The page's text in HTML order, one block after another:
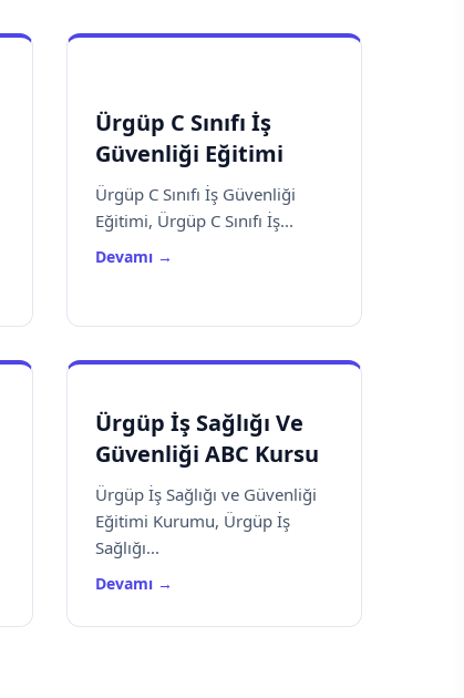
Ürgüp C Sınıfı İş
Güvenliği Eğitimi
Ürgüp C Sınıfı İş Güvenliği
Eğitimi, Ürgüp C Sınıfı İş...
Devamı →
Ürgüp İş Sağlığı Ve
Güvenliği ABC Kursu
Ürgüp İş Sağlığı ve Güvenliği
Eğitimi Kurumu, Ürgüp İş
Sağlığı...
Devamı →